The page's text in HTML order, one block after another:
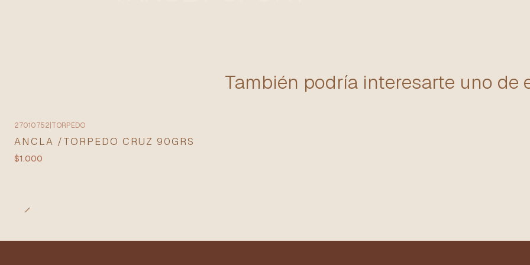
También podría interesarte uno de
27010752 TORPEDO
ANCLA /TORPEDO CRUZ 90GRS
$1.000